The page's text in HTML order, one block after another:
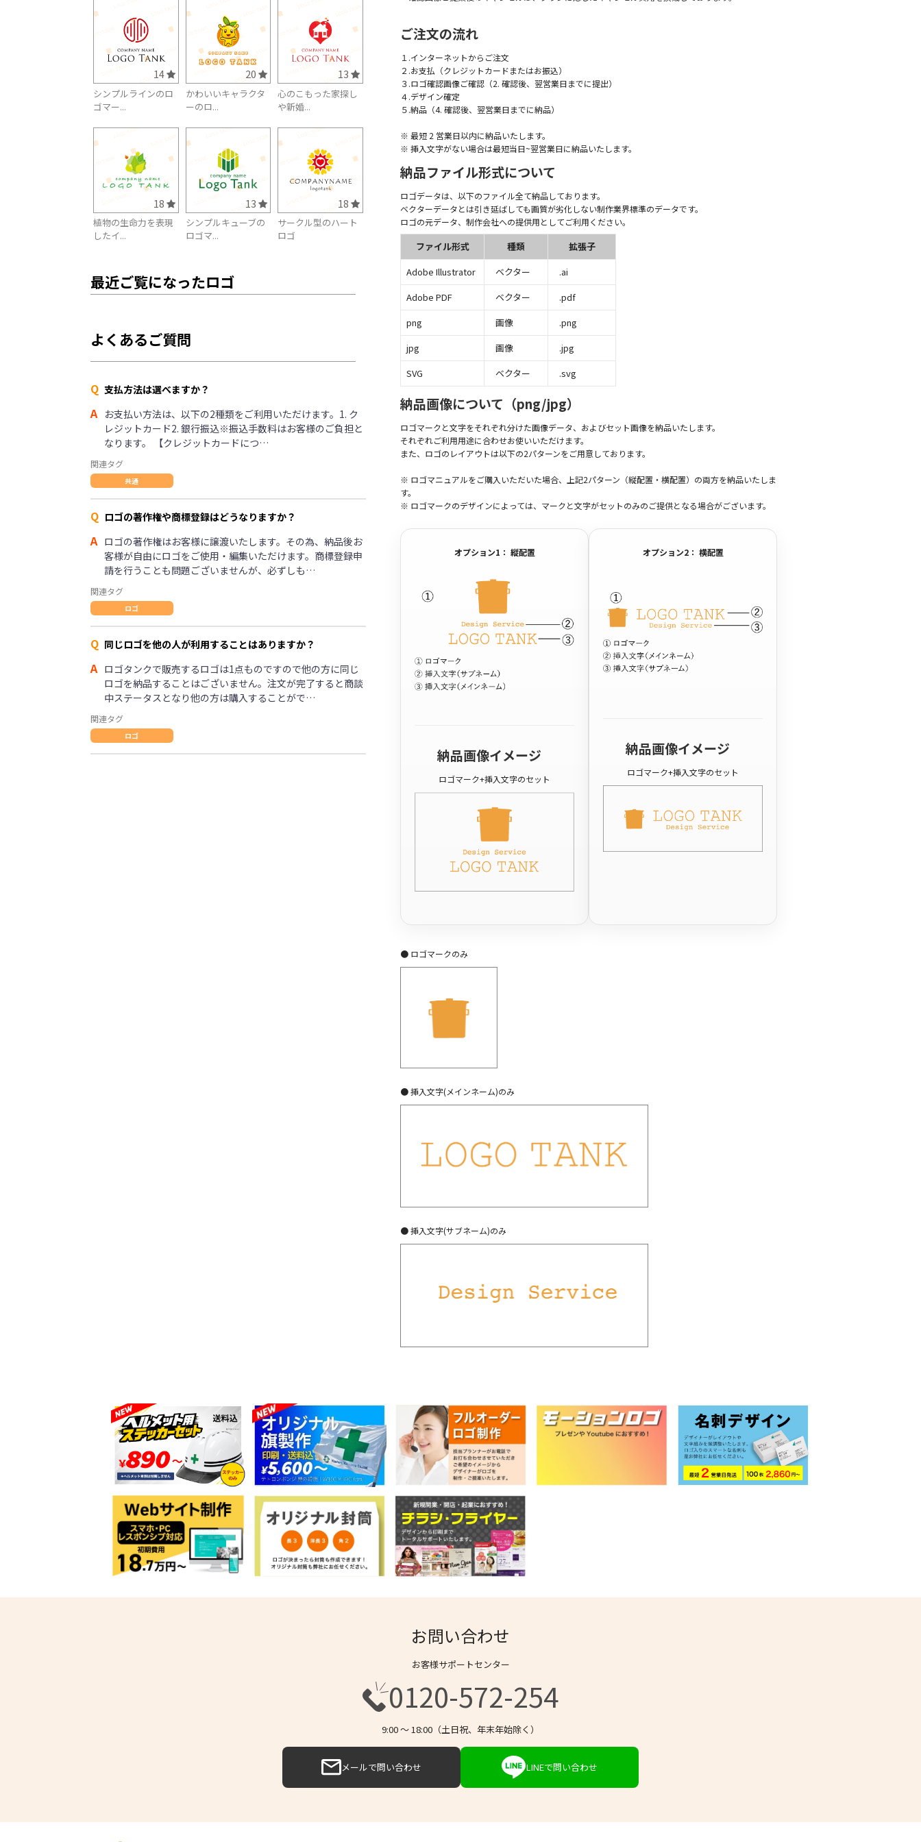
14
シンプルラインのロ
ゴマー...
20
かわいいキャラクタ
ーのロ...
13
心のこもった家探し
や新婚...
18
植物の生命力を表現
したイ...
13
シンプルキューブの
ロゴマ...
18
サークル型のハート
ロゴ
最近ご覧になったロゴ
よくあるご質問
Q 支払方法は選べますか？
A お支払い方法は、以下の2種類をご利用いただけます。1. ク
レジットカード2. 銀行振込※振込手数料はお客様のご負担と
なります。 【クレジットカードにつ…
関連タグ
共通
Q ロゴの著作権や商標登録はどうなりますか？
A ロゴの著作権はお客様に譲渡いたします。その為、納品後お
客様が自由にロゴをご使用・編集いただけます。商標登録申
請を行うことも問題ございませんが、必ずしも…
関連タグ
ロゴ
Q 同じロゴを他の人が利用することはありますか？
A ロゴタンクで販売するロゴは1点ものですので他の方に同じ
ロゴを納品することはございません。注文が完了すると商談
中ステータスとなり他の方は購入することがで…
関連タグ
ロゴ
ご注文の流れ
１.インターネットからご注文
２.お支払（クレジットカードまたはお振込）
３.ロゴ確認画像ご確認（2. 確認後、翌営業日までに提出）
４.デザイン確定
５.納品（4. 確認後、翌営業日までに納品）
※ 最短 2 営業日以内に納品いたします。
※ 挿入文字がない場合は最短当日~翌営業日に納品いたします。
納品ファイル形式について
ロゴデータは、以下のファイル全て納品しております。
ベクターデータとは引き延ばしても画質が劣化しない制作業界標準のデータです。
ロゴの元データ、制作会社への提供用としてご利用ください。
ファイル形式 種類
拡張子
Adobe Illustrator
ベクター
.ai
Adobe PDF
ベクター
.pdf
png
画像
.png
jpg
画像
.jpg
SVG
ベクター .svg
納品画像について（png/jpg）
ロゴマークと文字をそれぞれ分けた画像データ、およびセット画像を納品いたします。
それぞれご利用用途に合わせお使いいただけます。
また、ロゴのレイアウトは以下の2パターンをご用意しております。
※ ロゴマニュアルをご購入いただいた場合、上記2パターン（縦配置・横配置）の両方を納品いたしま
す。
※ ロゴマークのデザインによっては、マークと文字がセットのみのご提供となる場合がございます。
オプション1： 縦配置
納品画像イメージ
ロゴマーク+挿入文字のセット
オプション2： 横配置
納品画像イメージ
ロゴマーク+挿入文字のセット
● ロゴマークのみ
● 挿入文字(メインネーム)のみ
● 挿入文字(サブネーム)のみ
お問い合わせ
お客様サポートセンター
0120-572-254
9:00 〜 18:00（土日祝、年末年始除く）
メールで問い合わせ LINEで問い合わせ